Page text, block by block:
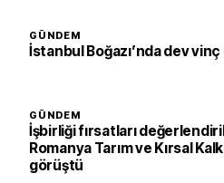
GÜNDEM
İstanbul Boğazı’nda dev
GÜNDEM
İşbirliği fırsatları
Romanya Tarım ve Kırsal
görüştü